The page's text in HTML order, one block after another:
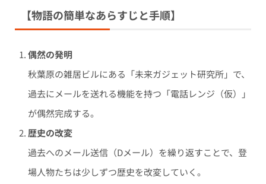
【物語の簡単なあらすじと手順】
偶然の発明
秋葉原の雑居ビルにある「未来ガジェット研究所」で、
過去にメールを送れる機能を持つ「電話レンジ（仮）」
が偶然完成する。
歴史の改変
過去へのメール送信（Dメール）を繰り返すことで、登
場人物たちは少しずつ歴史を改変していく。